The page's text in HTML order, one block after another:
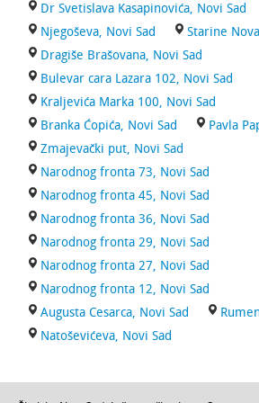
Dr Svetislava Kasapinovića, Novi Sad
Njegoševa, Novi Sad
Starine
Dragiše Brašovana, Novi Sad
Bulevar cara Lazara 102, Novi Sad
Kraljevića Marka 100, Novi Sad
Branka Ćopića, Novi Sad
Pavla
Zmajevački put, Novi Sad
Narodnog fronta 73, Novi Sad
Narodnog fronta 45, Novi Sad
Narodnog fronta 36, Novi Sad
Narodnog fronta 29, Novi Sad
Narodnog fronta 27, Novi Sad
Narodnog fronta 12, Novi Sad
Augusta Cesarca, Novi Sad
Natoševićeva, Novi Sad